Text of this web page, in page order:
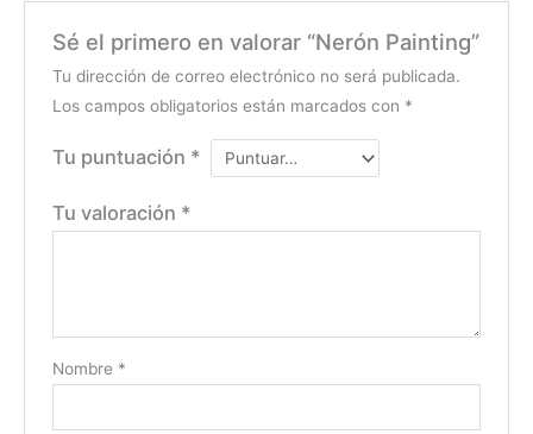
Sé el primero en valorar “Nerón Painting”
Tu dirección de correo electrónico no será publicada.
Los campos obligatorios están marcados con *
Tu puntuación *
Tu valoración *
Nombre *